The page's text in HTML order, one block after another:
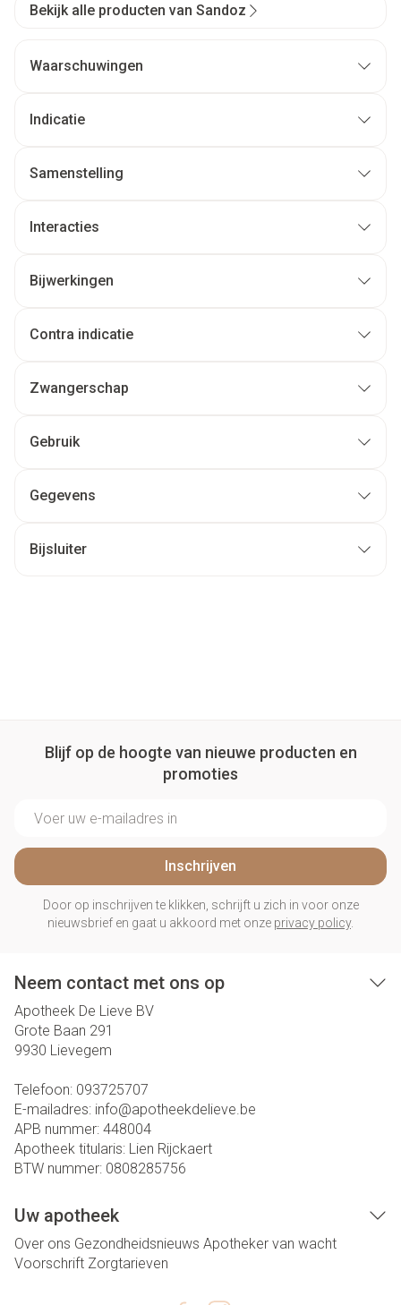
Bekijk alle producten van Sandoz
Waarschuwingen
Indicatie
Samenstelling
Interacties
Bijwerkingen
Contra indicatie
Zwangerschap
Gebruik
Gegevens
Bijsluiter
Blijf op de hoogte van nieuwe producten en
promoties
Inschrijven
Door op inschrijven te klikken, schrijft u zich in voor onze
nieuwsbrief en gaat u akkoord met onze privacy policy.
Neem contact met ons op
Apotheek De Lieve BV
Grote Baan 291
9930 Lievegem
Telefoon: 093725707
E-mailadres: info@apotheekdelieve.be
APB nummer: 448004
Apotheek titularis: Lien Rijckaert
BTW nummer: 0808285756
Uw apotheek
Over ons Gezondheidsnieuws Apotheker van wacht
Voorschrift Zorgtarieven